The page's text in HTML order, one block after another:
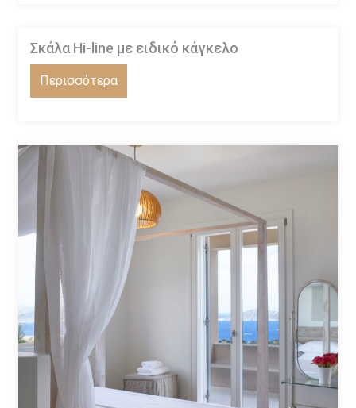
Σκάλα Hi-line με ειδικό κάγκελο
Περισσότερα